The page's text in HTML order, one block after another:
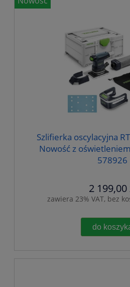
Szlifierka oscylacyjna
Nowość z oświetleniem
578926
2 199,00
zawiera 23% VAT, bez
do